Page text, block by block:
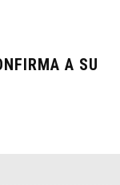
A SU